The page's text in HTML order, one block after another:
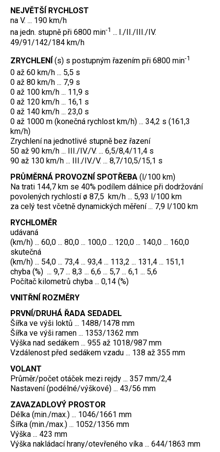
NEJVĚTŠÍ RYCHLOST
na V. ... 190 km/h
na jedn. stupně při 6800 min-1 ... I./II./III./IV.
49/91/142/184 km/h
ZRYCHLENÍ (s) s postupným řazením při 6800 min-1
0 až 60 km/h ... 5,5 s
0 až 80 km/h ... 7,9 s
0 až 100 km/h ... 11,9 s
0 až 120 km/h ... 16,1 s
0 až 140 km/h ... 23,0 s
0 až 1000 m (konečná rychlost km/h) ... 34,2 s (161,3
km/h)
Zrychlení na jednotlivé stupně bez řazení
50 až 90 km/h ... III./IV./V. ... 6,5/8,4/11,4 s
90 až 130 km/h ... III./IV./V. ... 8,7/10,5/15,1 s
PRŮMĚRNÁ PROVOZNÍ SPOTŘEBA (l/100 km)
Na trati 144,7 km se 40% podílem dálnice při dodržování
povolených rychlostí ø 87,5 km/h ... 5,93 l/100 km
za celý test včetně dynamických měření ... 7,9 l/100 km
RYCHLOMĚR
udávaná
(km/h) ... 60,0 ... 80,0 ... 100,0 ... 120,0 ... 140,0 ... 160,0
skutečná
(km/h) ... 54,0 ... 73,4 ... 93,4 ... 113,2 ... 131,4 ... 151,1
chyba (%) ... 9,7 ... 8,3 ... 6,6 ... 5,7 ... 6,1 ... 5,6
Počítač kilometrů chyba ... 0,14 (%)
VNITŘNÍ ROZMĚRY
PRVNÍ/DRUHÁ ŘADA SEDADEL
Šířka ve výši loktů ... 1488/1478 mm
Šířka ve výši ramen ... 1353/1362 mm
Výška nad sedákem ... 955 až 1018/987 mm
Vzdálenost před sedákem vzadu ... 138 až 355 mm
VOLANT
Průměr/počet otáček mezi rejdy ... 357 mm/2,4
Nastavení (podélné/výškové) ... 43/56 mm
ZAVAZADLOVÝ PROSTOR
Délka (min./max.) ... 1046/1661 mm
Šířka (min./max.) ... 1052/1356 mm
Výška ... 423 mm
Výška nakládací hrany/otevřeného víka ... 644/1863 mm